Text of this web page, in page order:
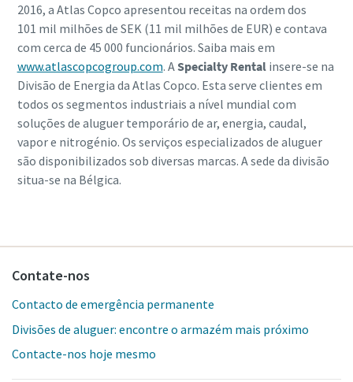
2016, a Atlas Copco apresentou receitas na ordem dos
101 mil milhões de SEK (11 mil milhões de EUR) e contava
com cerca de 45 000 funcionários. Saiba mais em
www.atlascopcogroup.com. ASpecialty Rentalinsere-se na
Divisão de Energia da Atlas Copco. Esta serve clientes em
todos os segmentos industriais a nível mundial com
soluções de aluguer temporário de ar, energia, caudal,
vapor e nitrogénio. Os serviços especializados de aluguer
são disponibilizados sob diversas marcas. A sede da divisão
situa-se na Bélgica.
Contate-nos
Contacto de emergência permanente
Divisões de aluguer: encontre o armazém mais próximo
Contacte-nos hoje mesmo